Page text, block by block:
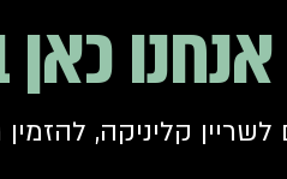
אנחנו
לשריין קליניקה,